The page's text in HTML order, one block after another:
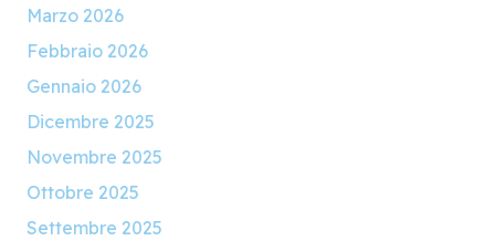
Marzo 2026
Febbraio 2026
Gennaio 2026
Dicembre 2025
Novembre 2025
Ottobre 2025
Settembre 2025